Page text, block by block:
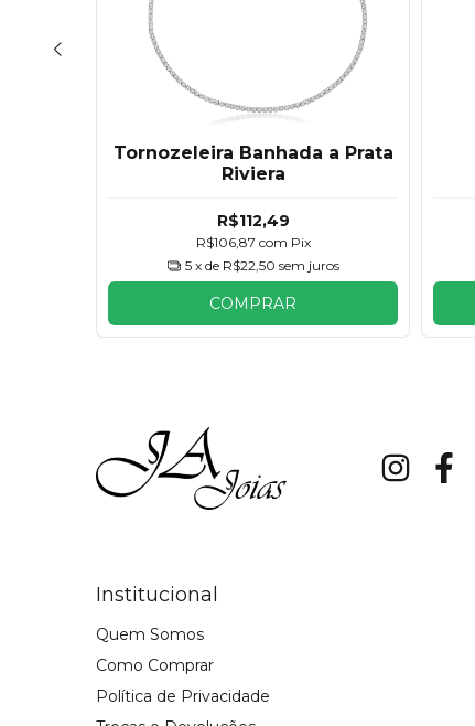
Tornozeleira Banhada a Prata
Riviera
R$112,49
R$106,87 com Pix
5 x de R$22,50 sem juros
COMPRAR
Institucional
Quem Somos
Como Comprar
Política de Privacidade